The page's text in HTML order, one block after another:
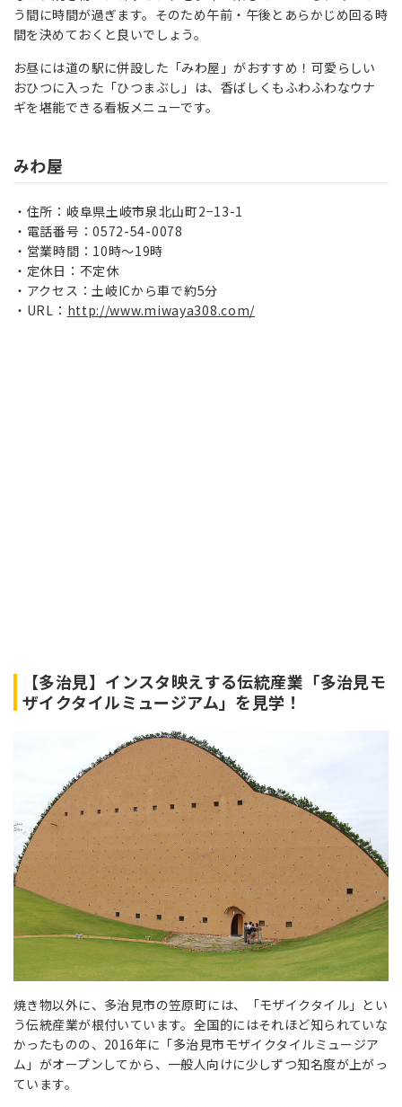
う間に時間が過ぎます。そのため午前・午後とあらかじめ回る時
間を決めておくと良いでしょう。
お昼には道の駅に併設した「みわ屋」がおすすめ！可愛らしい
おひつに入った「ひつまぶし」は、香ばしくもふわふわなウナ
ギを堪能できる看板メニューです。
みわ屋
住所：岐阜県土岐市泉北山町2−13-1
電話番号：0572-54-0078
営業時間：10時～19時
定休日：不定休
アクセス：土岐ICから車で約5分
URL： http://www.miwaya308.com/
【多治見】インスタ映えする伝統産業「多治見モ
ザイクタイルミュージアム」を見学！
焼き物以外に、多治見市の笠原町には、「モザイクタイル」とい
う伝統産業が根付いています。全国的にはそれほど知られていな
かったものの、2016年に「多治見市モザイクタイルミュージア
ム」がオープンしてから、一般人向けに少しずつ知名度が上がっ
ています。